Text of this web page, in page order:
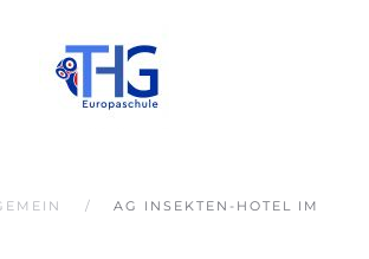
AG INSEKTEN-HOTEL IM